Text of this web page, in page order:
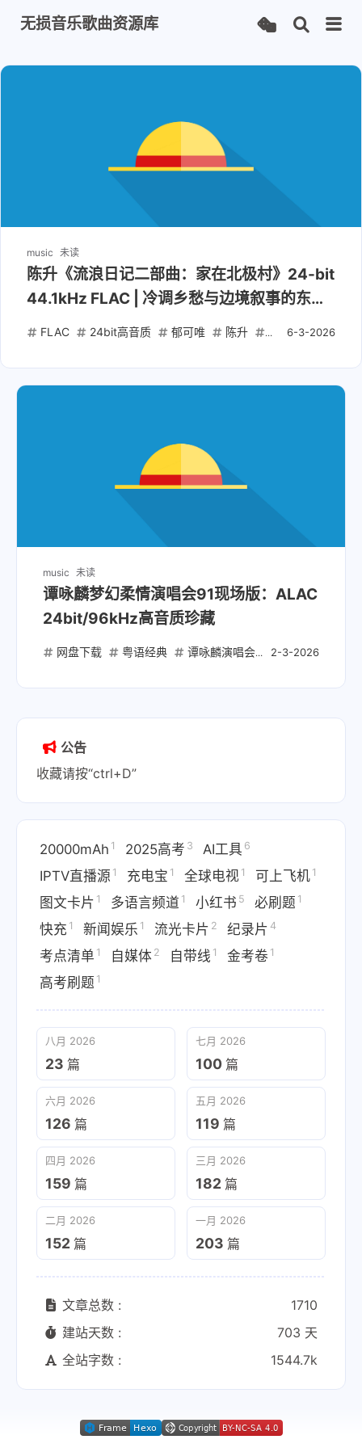
无损音乐歌曲资源库
music 未读
陈升《流浪日记二部曲：家在北极村》24-bit
44.1kHz FLAC | 冷调乡愁与边境叙事的东北
意象
6-3-2026
FLAC 24bit高音质 郁可唯 陈升 左小祖咒
music 未读
谭咏麟梦幻柔情演唱会91现场版：ALAC
24bit/96kHz高音质珍藏
2-3-2026
网盘下载 粤语经典 谭咏麟演唱会 ALAC无损音乐
公告
收藏请按“ctrl+D”
20000mAh 1 2025高考 3 AI工具 6
IPTV直播源 1 充电宝 1 全球电视 1 可上飞机 1
图文卡片 1 多语言频道 1 小红书 5 必刷题 1
快充 1 新闻娱乐 1 流光卡片 2 纪录片 4
考点清单 1 自媒体 2 自带线 1 金考卷 1
高考刷题 1
八月 2026
23 篇
七月 2026
100 篇
六月 2026
126 篇
五月 2026
119 篇
四月 2026
159 篇
三月 2026
182 篇
二月 2026
152 篇
一月 2026
203 篇
文章总数 :
1710
建站天数 :
703 天
全站字数 :
1544.7k